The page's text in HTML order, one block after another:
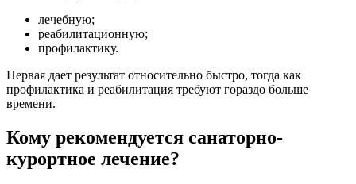
лечебную;
реабилитационную;
профилактику.
Первая дает результат относительно быстро, тогда как
профилактика и реабилитация требуют гораздо больше
времени.
Кому рекомендуется санаторно-
курортное лечение?